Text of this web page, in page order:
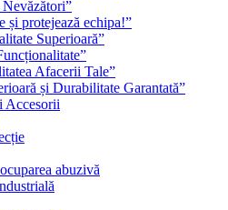
și protejează echipa!”
Superioară”
Afacerii Tale”
și Durabilitate Garantată”
Accesorii
abuzivă